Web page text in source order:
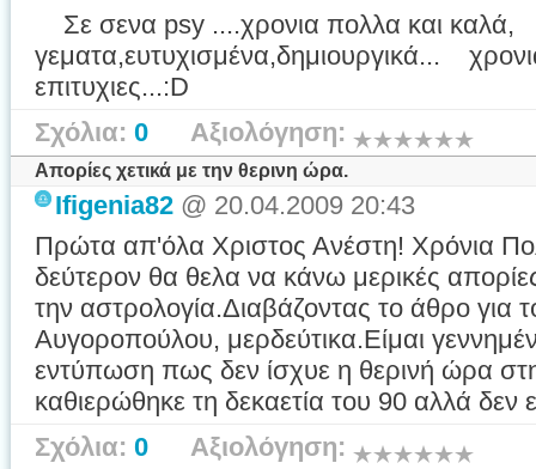
Σε σενα psy ....χρονια πολλα και καλά,
γεματα,ευτυχισμένα,δημιουργικά...
επιτυχιες...:D
Σχόλια: 0 Αξιολόγηση:
Απορίες χετικά με την θερινη ώρα.
Ifigenia82 @ 20.04.2009 20:43
Πρώτα απ'όλα Χριστος Ανέστη! Χρόνια
δεύτερον θα θελα να κάνω μερικές
την αστρολογία.Διαβάζοντας το άθρο για
Αυγοροπούλου, μερδεύτικα.Είμαι
εντύπωση πως δεν ίσχυε η θερινή ώρα
καθιερώθηκε τη δεκαετία του 90 αλλά δεν
Σχόλια: 0 Αξιολόγηση: